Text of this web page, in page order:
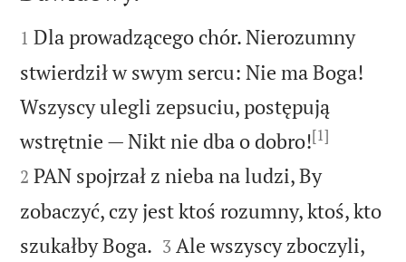


1 Dla prowadzącego chór. Nierozumny
stwierdził w swym sercu: Nie ma Boga!
Wszyscy ulegli zepsuciu, postępują
wstrętnie — Nikt nie dba o dobro![1]
2 PAN spojrzał z nieba na ludzi, By
zobaczyć, czy jest ktoś rozumny, ktoś, kto
szukałby Boga. 

3 Ale wszyscy zboczyli,